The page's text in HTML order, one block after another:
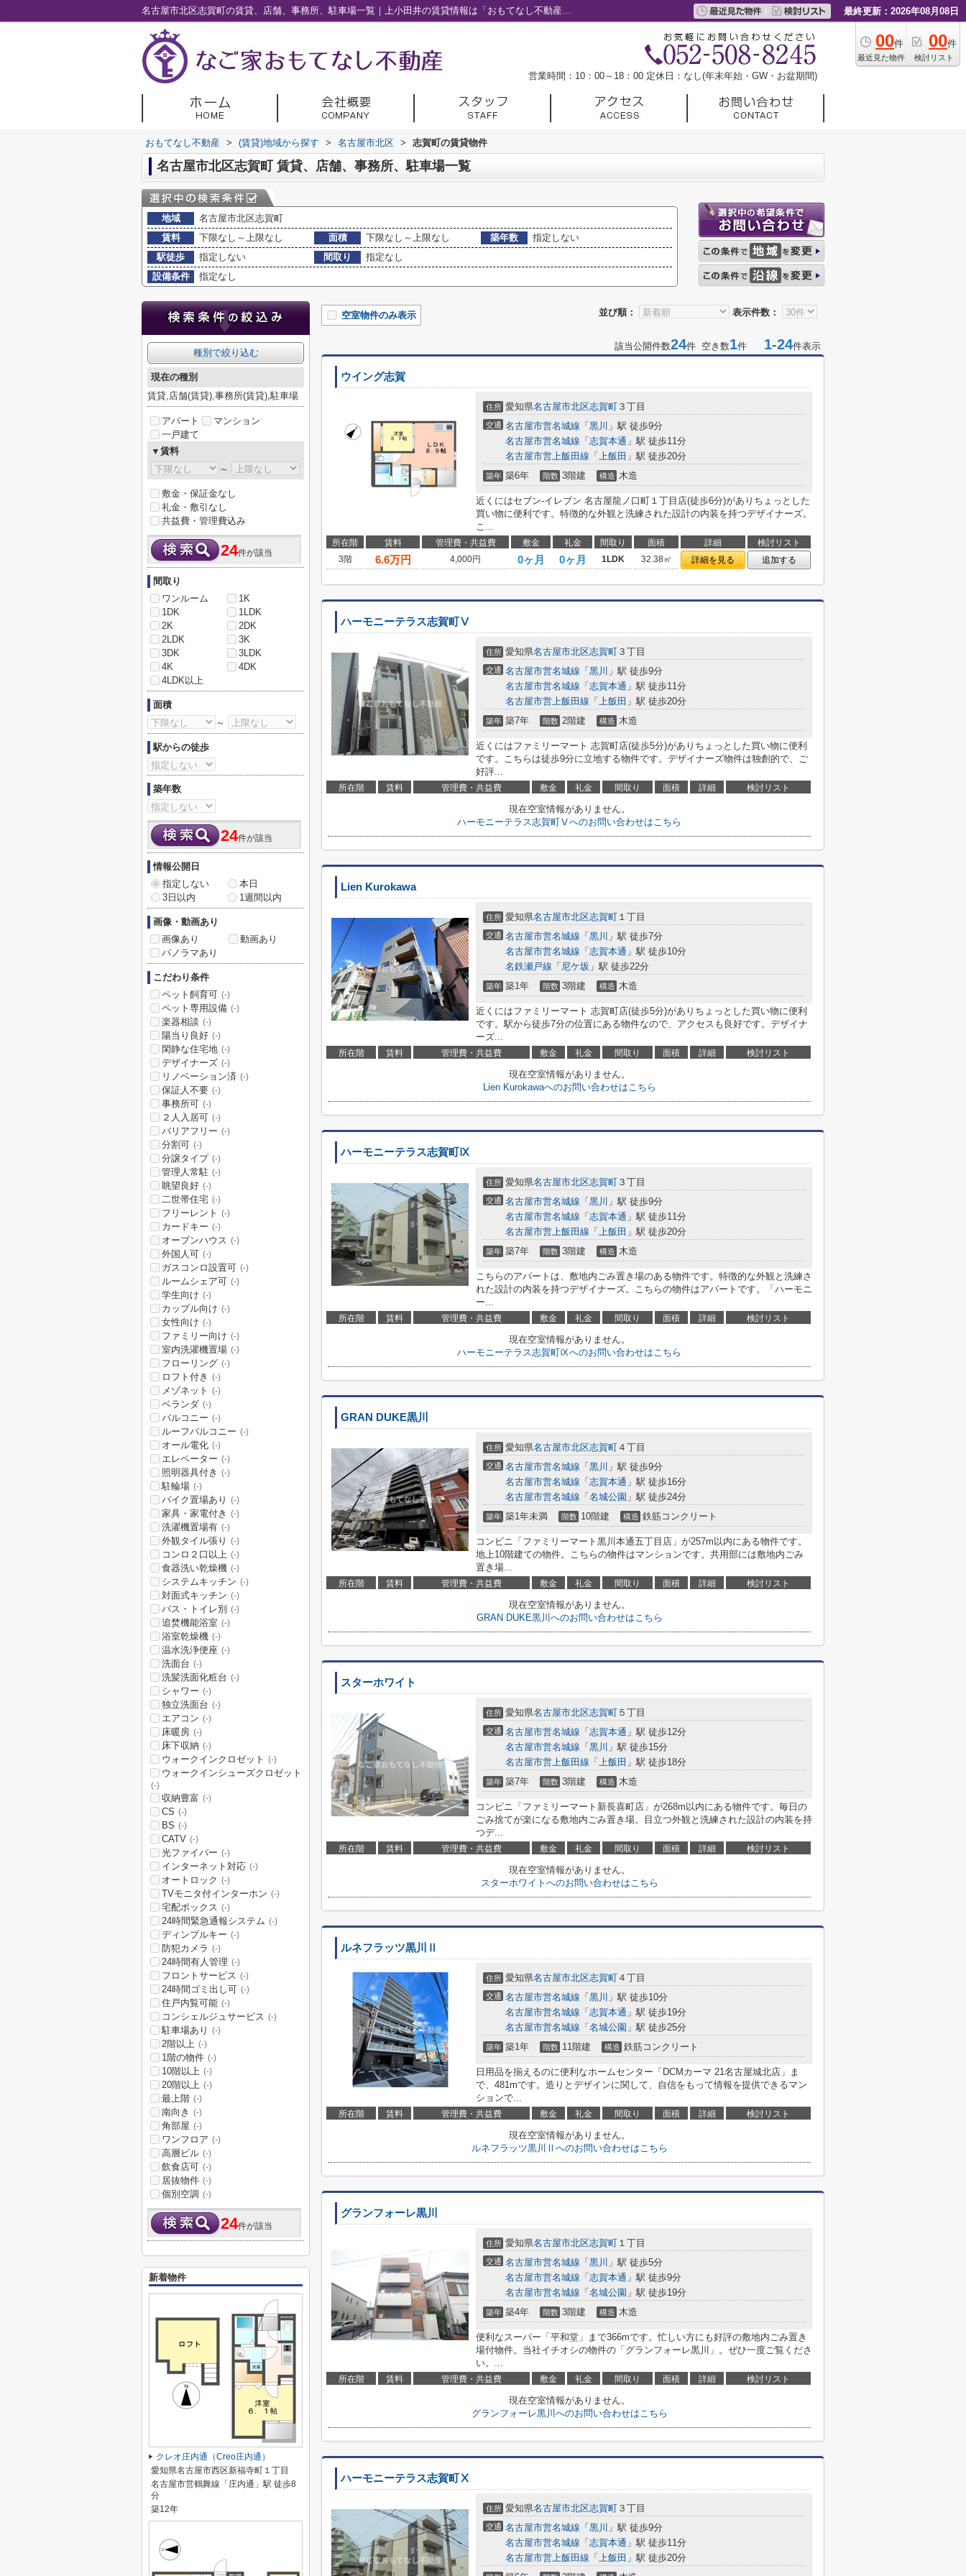
名古屋市北区志賀町の賃貸、店舗、事務所、駐車場一覧｜上小田井の賃貸情報は「おもてなし不動産」へ 最終更新：2026年08月08日
00件
最近見た物件
00件
検討リスト
営業時間：10：00～18：00 定休日：なし(年末年始・GW・お盆期間)
おもてなし不動産 > (賃貸)地域から探す > 名古屋市北区 > 志賀町の賃貸物件
名古屋市北区志賀町 賃貸、店舗、事務所、駐車場一覧
地域
名古屋市北区志賀町
賃料
下限なし～上限なし 面積 下限なし～上限なし 築年数
指定しない
駅徒歩
指定しない 間取り
指定なし
設備条件
指定なし
並び順： 表示件数：
空室物件のみ表示
該当公開件数24件 空き数1件 1-24件表示
ウイング志賀
住所 愛知県名古屋市北区志賀町 ３丁目
交通 名古屋市営名城線 「 黒川 」駅 徒歩9分
名古屋市営名城線 「 志賀本通 」駅 徒歩11分
名古屋市営上飯田線 「 上飯田 」駅 徒歩20分
築年 築6年 階数 3階建 構造 木造
近くにはセブン‐イレブン 名古屋龍ノ口町１丁目店(徒歩6分)がありちょっとした
買い物に便利です。特徴的な外観と洗練された設計の内装を持つデザイナーズ。
こ...
所在階 賃料 管理費・共益費 敷金 礼金 間取り 面積 詳細
検討リスト
3階
6.6万円 4,000円 0ヶ月 0ヶ月 1LDK 32.38㎡ 詳細を見る 追加する
ハーモニーテラス志賀町Ⅴ
住所 愛知県名古屋市北区志賀町 ３丁目
交通 名古屋市営名城線 「 黒川 」駅 徒歩9分
名古屋市営名城線 「 志賀本通 」駅 徒歩11分
名古屋市営上飯田線 「 上飯田 」駅 徒歩20分
築年 築7年 階数 2階建 構造 木造
近くにはファミリーマート 志賀町店(徒歩5分)がありちょっとした買い物に便利
です。こちらは徒歩9分に立地する物件です。デザイナーズ物件は独創的で、ご
好評...
所在階 賃料 管理費・共益費 敷金 礼金 間取り 面積 詳細 検討リスト
現在空室情報がありません。
ハーモニーテラス志賀町Ⅴへのお問い合わせはこちら
Lien Kurokawa
住所 愛知県名古屋市北区志賀町 １丁目
交通 名古屋市営名城線 「 黒川 」駅 徒歩7分
名古屋市営名城線 「 志賀本通 」駅 徒歩10分
名鉄瀬戸線 「 尼ケ坂 」駅 徒歩22分
築年 築1年 階数 3階建 構造 木造
近くにはファミリーマート 志賀町店(徒歩5分)がありちょっとした買い物に便利
です。駅から徒歩7分の位置にある物件なので、アクセスも良好です。デザイナ
ーズ...
所在階 賃料 管理費・共益費 敷金 礼金 間取り 面積 詳細 検討リスト
現在空室情報がありません。
Lien Kurokawaへのお問い合わせはこちら
ハーモニーテラス志賀町Ⅸ
住所 愛知県名古屋市北区志賀町 ３丁目
交通 名古屋市営名城線 「 黒川 」駅 徒歩9分
名古屋市営名城線 「 志賀本通 」駅 徒歩11分
名古屋市営上飯田線 「 上飯田 」駅 徒歩20分
築年 築7年 階数 3階建 構造 木造
こちらのアパートは、敷地内ごみ置き場のある物件です。特徴的な外観と洗練さ
れた設計の内装を持つデザイナーズ。こちらの物件はアパートです。「ハーモニ
ー...
所在階 賃料 管理費・共益費 敷金 礼金 間取り 面積 詳細 検討リスト
現在空室情報がありません。
ハーモニーテラス志賀町Ⅸへのお問い合わせはこちら
GRAN DUKE黒川
住所 愛知県名古屋市北区志賀町 ４丁目
交通 名古屋市営名城線 「 黒川 」駅 徒歩9分
名古屋市営名城線 「 志賀本通 」駅 徒歩16分
名古屋市営名城線 「 名城公園 」駅 徒歩24分
築年 築1年未満 階数 10階建 構造 鉄筋コンクリート
コンビニ「ファミリーマート黒川本通五丁目店」が257m以内にある物件です。
地上10階建ての物件。こちらの物件はマンションです。共用部には敷地内ごみ
置き場...
所在階 賃料 管理費・共益費 敷金 礼金 間取り 面積 詳細 検討リスト
現在空室情報がありません。
GRAN DUKE黒川へのお問い合わせはこちら
スターホワイト
住所 愛知県名古屋市北区志賀町 ５丁目
交通 名古屋市営名城線 「 志賀本通 」駅 徒歩12分
名古屋市営名城線 「 黒川 」駅 徒歩15分
名古屋市営上飯田線 「 上飯田 」駅 徒歩18分
築年 築7年 階数 3階建 構造 木造
コンビニ「ファミリーマート新長喜町店」が268m以内にある物件です。毎日の
ごみ捨てが楽になる敷地内ごみ置き場。目立つ外観と洗練された設計の内装を持
つデ...
所在階 賃料 管理費・共益費 敷金 礼金 間取り 面積 詳細 検討リスト
現在空室情報がありません。
スターホワイトへのお問い合わせはこちら
ルネフラッツ黒川Ⅱ
住所 愛知県名古屋市北区志賀町 ４丁目
交通 名古屋市営名城線 「 黒川 」駅 徒歩10分
名古屋市営名城線 「 志賀本通 」駅 徒歩19分
名古屋市営名城線 「 名城公園 」駅 徒歩25分
築年 築1年 階数 11階建 構造 鉄筋コンクリート
日用品を揃えるのに便利なホームセンター「DCMカーマ 21名古屋城北店」ま
で、481mです。造りとデザインに関して、自信をもって情報を提供できるマン
ションで...
所在階 賃料 管理費・共益費 敷金 礼金 間取り 面積 詳細 検討リスト
現在空室情報がありません。
ルネフラッツ黒川Ⅱへのお問い合わせはこちら
グランフォーレ黒川
住所 愛知県名古屋市北区志賀町 １丁目
交通 名古屋市営名城線 「 黒川 」駅 徒歩5分
名古屋市営名城線 「 志賀本通 」駅 徒歩9分
名古屋市営名城線 「 名城公園 」駅 徒歩19分
築年 築4年 階数 3階建 構造 木造
便利なスーパー「平和堂」まで366mです。忙しい方にも好評の敷地内ごみ置き
場付物件。当社イチオシの物件の「グランフォーレ黒川」。ぜひ一度ご覧くださ
い。...
所在階 賃料 管理費・共益費 敷金 礼金 間取り 面積 詳細 検討リスト
現在空室情報がありません。
グランフォーレ黒川へのお問い合わせはこちら
ハーモニーテラス志賀町Ⅹ
住所 愛知県名古屋市北区志賀町 ３丁目
交通 名古屋市営名城線 「 黒川 」駅 徒歩9分
名古屋市営名城線 「 志賀本通 」駅 徒歩11分
名古屋市営上飯田線 「 上飯田 」駅 徒歩20分
種別で絞り込む
現在の種別
賃貸,店舗(賃貸),事務所(賃貸),駐車場
アパート
マンション
一戸建て
▼賃料
～
敷金・保証金なし
礼金・敷引なし
共益費・管理費込み
24件が該当
間取り
ワンルーム
1K
1DK
1LDK
2K
2DK
2LDK
3K
3DK
3LDK
4K
4DK
4LDK以上
面積
～
駅からの徒歩
築年数
24件が該当
情報公開日
指定しない
本日
3日以内
1週間以内
画像・動画あり
画像あり
動画あり
パノラマあり
こだわり条件
ペット飼育可 (-)
ペット専用設備 (-)
楽器相談 (-)
陽当り良好 (-)
閑静な住宅地 (-)
デザイナーズ (-)
リノベーション済 (-)
保証人不要 (-)
事務所可 (-)
２人入居可 (-)
バリアフリー (-)
分割可 (-)
分譲タイプ (-)
管理人常駐 (-)
眺望良好 (-)
二世帯住宅 (-)
フリーレント (-)
カードキー (-)
オープンハウス (-)
外国人可 (-)
ガスコンロ設置可 (-)
ルームシェア可 (-)
学生向け (-)
カップル向け (-)
女性向け (-)
ファミリー向け (-)
室内洗濯機置場 (-)
フローリング (-)
ロフト付き (-)
メゾネット (-)
ベランダ (-)
バルコニー (-)
ルーフバルコニー (-)
オール電化 (-)
エレベーター (-)
照明器具付き (-)
駐輪場 (-)
バイク置場あり (-)
家具・家電付き (-)
洗濯機置場有 (-)
外観タイル張り (-)
コンロ２口以上 (-)
食器洗い乾燥機 (-)
システムキッチン (-)
対面式キッチン (-)
バス・トイレ別 (-)
追焚機能浴室 (-)
浴室乾燥機 (-)
温水洗浄便座 (-)
洗面台 (-)
洗髪洗面化粧台 (-)
シャワー (-)
独立洗面台 (-)
エアコン (-)
床暖房 (-)
床下収納 (-)
ウォークインクロゼット (-)
ウォークインシューズクロゼット
(-)
収納豊富 (-)
CS (-)
BS (-)
CATV (-)
光ファイバー (-)
インターネット対応 (-)
オートロック (-)
TVモニタ付インターホン (-)
宅配ボックス (-)
24時間緊急通報システム (-)
ディンプルキー (-)
防犯カメラ (-)
24時間有人管理 (-)
フロントサービス (-)
24時間ゴミ出し可 (-)
住戸内覧可能 (-)
コンシェルジュサービス (-)
駐車場あり (-)
2階以上 (-)
1階の物件 (-)
10階以上 (-)
20階以上 (-)
最上階 (-)
南向き (-)
角部屋 (-)
ワンフロア (-)
高層ビル (-)
飲食店可 (-)
居抜物件 (-)
個別空調 (-)
24件が該当
新着物件
クレオ庄内通（Creo庄内通）
愛知県名古屋市西区新福寺町１丁目
名古屋市営鶴舞線「庄内通」駅 徒歩8
分
築12年